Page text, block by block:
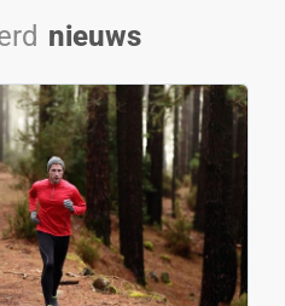
nieuws